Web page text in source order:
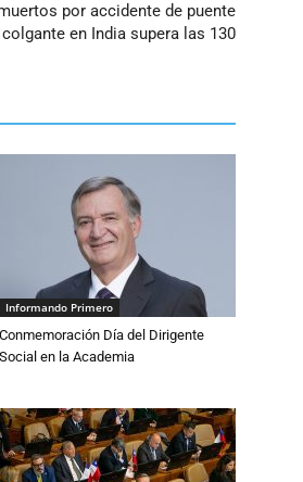
por accidente de puente
colgante en India supera las 130
Informando Primero
Conmemoración Día del Dirigente
Social en la Academia